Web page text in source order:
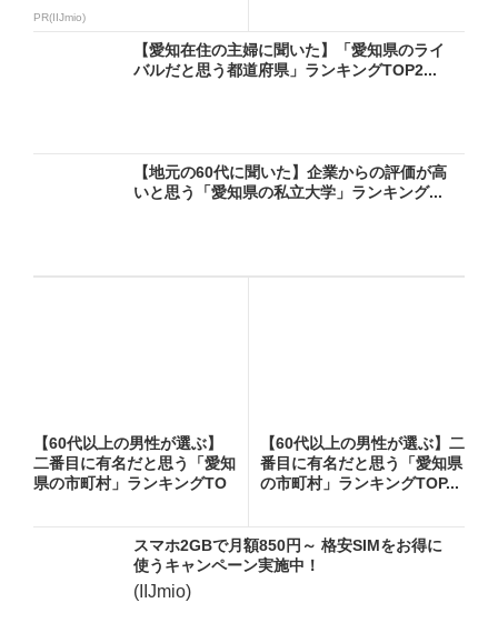
PR(IIJmio)
【愛知在住の主婦に聞いた】「愛知県のライ
バルだと思う都道府県」ランキングTOP2...
【地元の60代に聞いた】企業からの評価が高
いと思う「愛知県の私立大学」ランキング...
【60代以上の男性が選ぶ】
二番目に有名だと思う「愛知
県の市町村」ランキングTO
【60代以上の男性が選ぶ】二
番目に有名だと思う「愛知県
の市町村」ランキングTOP...
スマホ2GBで月額850円～ 格安SIMをお得に
使うキャンペーン実施中！
(IIJmio)